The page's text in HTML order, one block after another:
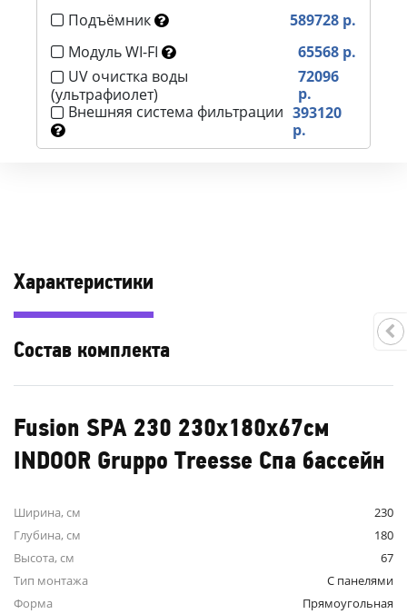
Подъёмник
589728 р.
Модуль WI-FI
65568 р.
UV очистка воды
(ультрафиолет)
72096
р.
Внешняя система фильтрации 393120
р.
Характеристики
Состав комплекта
Fusion SPA 230 230x180x67см
INDOOR Gruppo Treesse Спа бассейн
Ширина, см
230
Глубина, см
180
Высота, см
67
Тип монтажа
С панелями
Форма
Прямоугольная